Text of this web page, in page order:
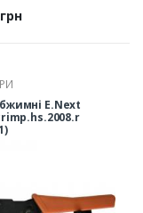
E.Next